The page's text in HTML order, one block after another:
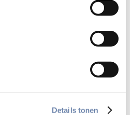
Details tonen
uit alle werelddelen,